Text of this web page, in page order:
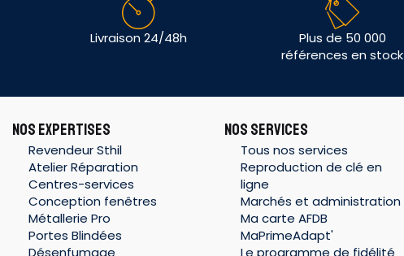
Livraison 24/48h
Plus de 50 000
références en stock
NOS EXPERTISES
Revendeur Sthil
Atelier Réparation
Centres-services
Conception fenêtres
Métallerie Pro
Portes Blindées
NOS SERVICES
Tous nos services
Reproduction de clé en
ligne
Marchés et administration
Ma carte AFDB
MaPrimeAdapt'